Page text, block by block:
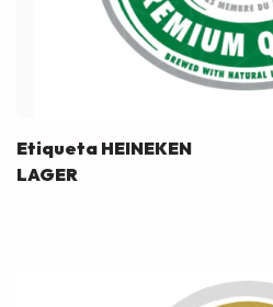
Etiqueta HEINEKEN
LAGER